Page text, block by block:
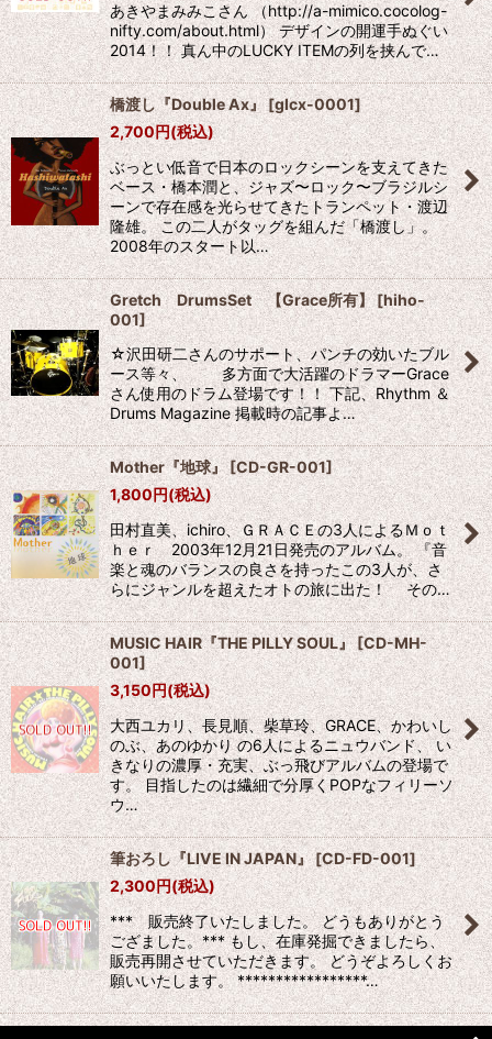
あきやまみみこさん （http://a-mimico.cocolog-
nifty.com/about.html） デザインの開運手ぬぐい
2014！！ 真ん中のLUCKY ITEMの列を挟んで…
橋渡し『Double Ax』 [glcx-0001]
2,700円(税込)
ぶっとい低音で日本のロックシーンを支えてきた
ベース・橋本潤と、ジャズ〜ロック〜ブラジルシ
ーンで存在感を光らせてきたトランペット・渡辺
隆雄。 この二人がタッグを組んだ「橋渡し」。
2008年のスタート以…
Gretch DrumsSet 【Grace所有】[hiho-
001]
☆沢田研二さんのサポート、パンチの効いたブル
ース等々、 多方面で大活躍のドラマーGrace
さん使用のドラム登場です！！ 下記、Rhythm ＆
Drums Magazine 掲載時の記事よ…
Mother『地球』 [CD-GR-001]
1,800円(税込)
田村直美、ichiro、ＧＲＡＣＥの3人によるＭｏｔ
ｈｅｒ 2003年12月21日発売のアルバム。 『音
楽と魂のバランスの良さを持ったこの3人が、さ
らにジャンルを超えたオトの旅に出た！ その…
MUSIC HAIR『THE PILLY SOUL』[CD-MH-
001]
3,150円(税込)
大西ユカリ、長見順、柴草玲、GRACE、かわいし
のぶ、あのゆかり の6人によるニュウバンド、 い
きなりの濃厚・充実、ぶっ飛びアルバムの登場で
す。 目指したのは繊細で分厚くPOPなフィリーソ
ウ…
筆おろし『LIVE IN JAPAN』 [CD-FD-001]
2,300円(税込)
*** 販売終了いたしました。 どうもありがとう
ござました。*** もし、在庫発掘できましたら、
販売再開させていただきます。 どうぞよろしくお
願いいたします。 *****************…